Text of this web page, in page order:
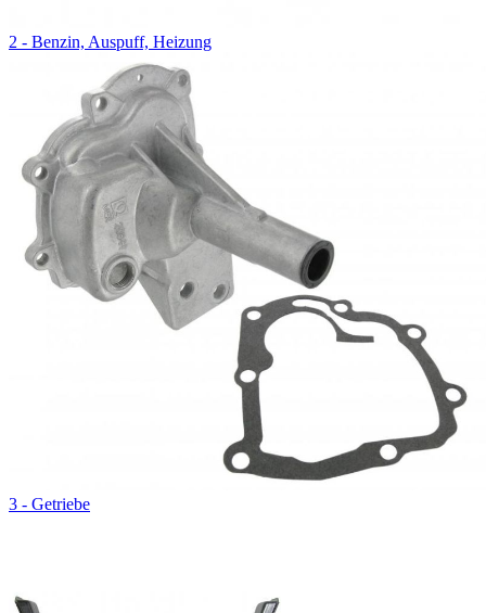
2 - Benzin, Auspuff, Heizung
3 - Getriebe